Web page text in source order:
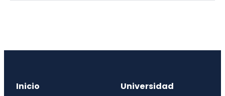
Inicio Universidad